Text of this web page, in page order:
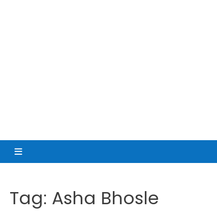
Tag: Asha Bhosle